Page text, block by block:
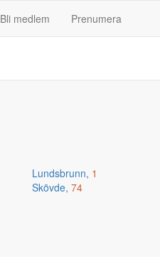
Bli medlem Prenumera
Lundsbrunn, 1
Skövde, 74